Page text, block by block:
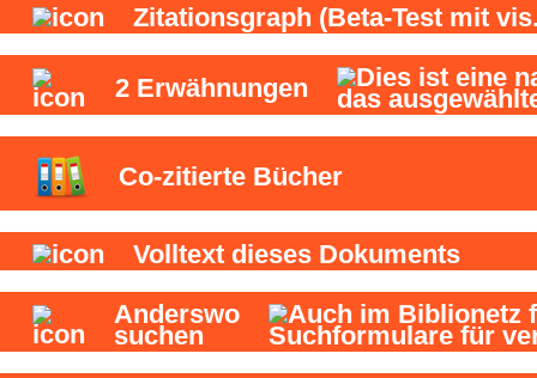
Zitationsgraph (Beta-Test mit
2 Erwähnungen
Co-zitierte Bücher
Volltext dieses Dokuments
Anderswo
suchen